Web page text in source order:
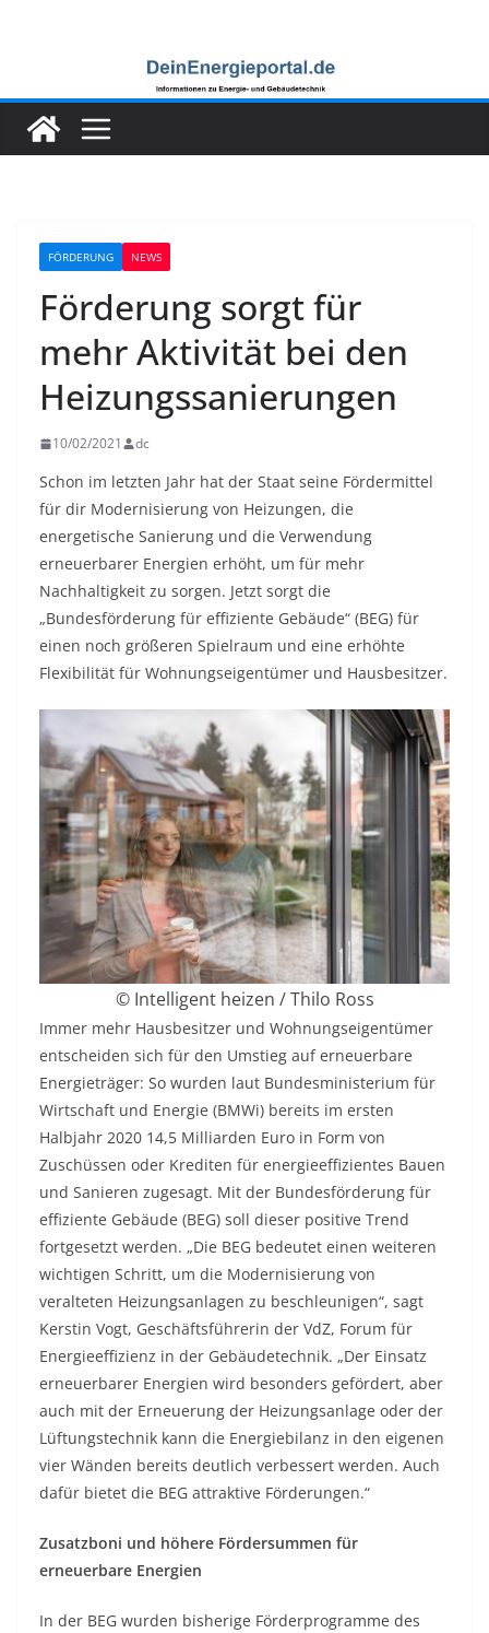
FÖRDERUNG NEWS
Förderung sorgt für
mehr Aktivität bei den
Heizungssanierungen
10/02/2021 dc
Schon im letzten Jahr hat der Staat seine Fördermittel
für dir Modernisierung von Heizungen, die
energetische Sanierung und die Verwendung
erneuerbarer Energien erhöht, um für mehr
Nachhaltigkeit zu sorgen. Jetzt sorgt die
„Bundesförderung für effiziente Gebäude“ (BEG) für
einen noch größeren Spielraum und eine erhöhte
Flexibilität für Wohnungseigentümer und Hausbesitzer.
© Intelligent heizen / Thilo Ross
Immer mehr Hausbesitzer und Wohnungseigentümer
entscheiden sich für den Umstieg auf erneuerbare
Energieträger: So wurden laut Bundesministerium für
Wirtschaft und Energie (BMWi) bereits im ersten
Halbjahr 2020 14,5 Milliarden Euro in Form von
Zuschüssen oder Krediten für energieeffizientes Bauen
und Sanieren zugesagt. Mit der Bundesförderung für
effiziente Gebäude (BEG) soll dieser positive Trend
fortgesetzt werden. „Die BEG bedeutet einen weiteren
wichtigen Schritt, um die Modernisierung von
veralteten Heizungsanlagen zu beschleunigen“, sagt
Kerstin Vogt, Geschäftsführerin der VdZ, Forum für
Energieeffizienz in der Gebäudetechnik. „Der Einsatz
erneuerbarer Energien wird besonders gefördert, aber
auch mit der Erneuerung der Heizungsanlage oder der
Lüftungstechnik kann die Energiebilanz in den eigenen
vier Wänden bereits deutlich verbessert werden. Auch
dafür bietet die BEG attraktive Förderungen.“
Zusatzboni und höhere Fördersummen für
erneuerbare Energien
In der BEG wurden bisherige Förderprogramme des